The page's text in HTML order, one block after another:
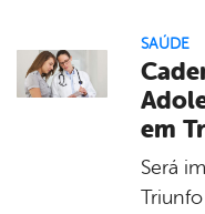
SAÚDE
em
Será